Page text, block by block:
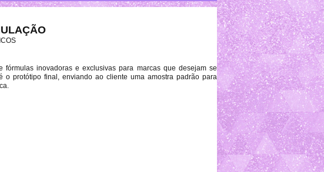
inovadoras e exclusivas para marcas que desejam se
protótipo final, enviando ao cliente uma amostra padrão para